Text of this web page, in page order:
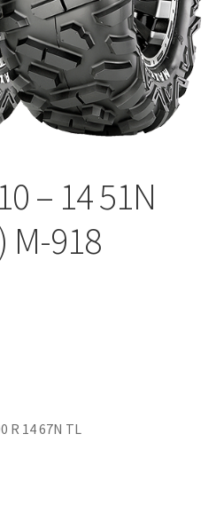
– 14 51N
M-918
R 14 67N TL